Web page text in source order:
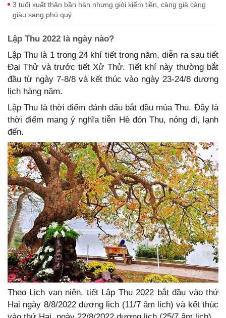
3 tuổi xuất thân bần hàn nhưng giỏi kiếm tiền, càng già càng
giàu sang phú quý
Lập Thu 2022 là ngày nào?
Lập Thu là 1 trong 24 khí tiết trong năm, diễn ra sau tiết
Đại Thử và trước tiết Xử Thử. Tiết khí này thường bắt
đầu từ ngày 7-8/8 và kết thúc vào ngày 23-24/8 dương
lịch hàng năm.
Lập Thu là thời điểm đánh dấu bắt đầu mùa Thu. Đây là
thời điểm mang ý nghĩa tiễn Hè đón Thu, nóng đi, lạnh
đến.
Theo Lịch vạn niên, tiết Lập Thu 2022 bắt đầu vào thứ
Hai ngày 8/8/2022 dương lịch (11/7 âm lịch) và kết thúc